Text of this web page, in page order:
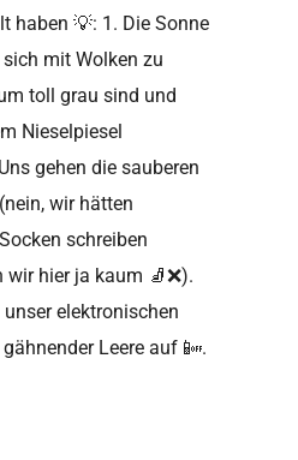
haben 💡: 1. Die Sonne
mit Wolken zu
toll grau sind und
Nieselpiesel
gehen die sauberen
(nein, wir hätten
schreiben
wir hier ja kaum 🧦❌).
elektronischen
Leere auf 📴.